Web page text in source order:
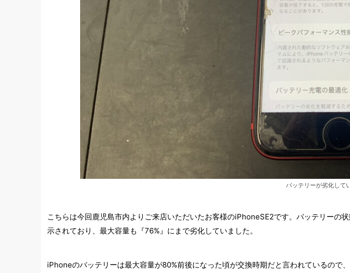
バッテリーが劣化して
こちらは今回鹿児島市内よりご来店いただいたお客様のiPhoneSE2です。バッテリーの
示されており、最大容量も『76%』にまで劣化していました。
iPhoneのバッテリーは最大容量が80%前後になった頃が交換時期だと言われているので